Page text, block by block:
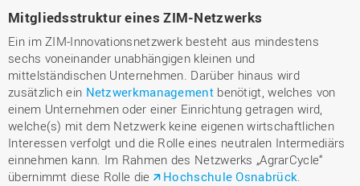
Mitgliedsstruktur eines ZIM-Netzwerks
Ein im ZIM-Innovationsnetzwerk besteht aus mindestens
sechs voneinander unabhängigen kleinen und
mittelständischen Unternehmen. Darüber hinaus wird
zusätzlich ein Netzwerkmanagementbenötigt, welches von
einem Unternehmen oder einer Einrichtung getragen wird,
welche(s) mit dem Netzwerk keine eigenen wirtschaftlichen
Interessen verfolgt und die Rolle eines neutralen Intermediärs
einnehmen kann. Im Rahmen des Netzwerks „AgrarCycle“
übernimmt diese Rolle die
Hochschule Osnabrück.